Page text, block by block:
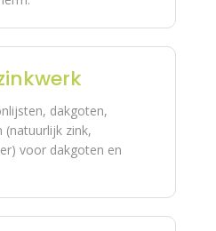
niet garanderen
we dat het dak
voldoende
recent is.
Voordat je
dakgoten,
(natuurlijk zink,
voor dakgoten en